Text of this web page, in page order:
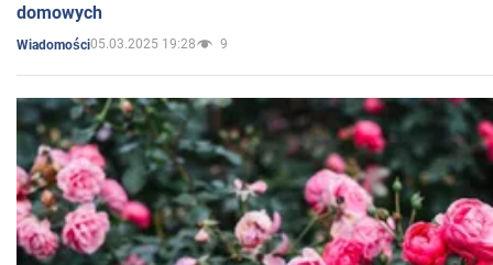
domowych
Wiadomości05.03.2025 19:28 9